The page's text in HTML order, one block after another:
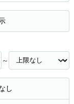
～
し